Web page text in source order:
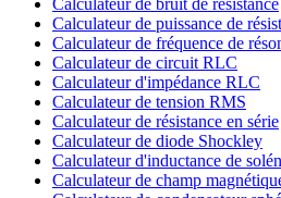
Calculateur de puissance de
Calculateur de fréquence de
Calculateur de circuit RLC
Calculateur d'impédance RLC
Calculateur de tension RMS
Calculateur de résistance en série
Calculateur de diode Shockley
Calculateur d'inductance de
Calculateur de champ